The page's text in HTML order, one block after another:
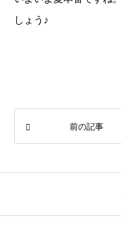
しょう♪
前の記事